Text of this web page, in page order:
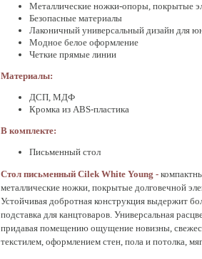
Металлические ножки-опоры, покрытые
Безопасные материалы
Лаконичный универсальный дизайн для
Модное белое оформление
Четкие прямые линии
Материалы:
ДСП, МДФ
Кромка из ABS-пластика
В комплекте:
Письменный стол
Стол письменный Cilek White Young -
металлические ножки, покрытые долговечной
Устойчивая добротная конструкция выдержит
подставка для канцтоваров. Универсальная
придавая помещению ощущение новизны,
текстилем, оформлением стен, пола и потолка,